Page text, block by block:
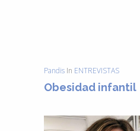
Pandis In ENTREVISTAS
Obesidad infantil